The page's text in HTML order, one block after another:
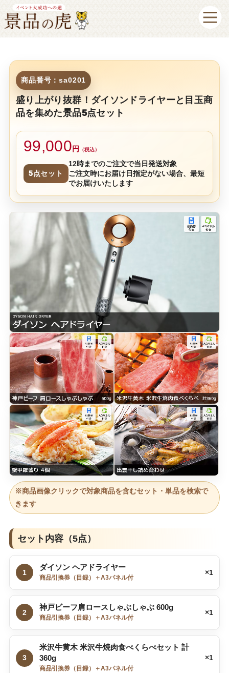
商品番号：sa0201
盛り上がり抜群！ダイソンドライヤーと目玉商
品を集めた景品5点セット
99,000 円 （税込）
5点セット
12時までのご注文で当日発送対象
ご注文時にお届け日指定がない場合、最短
でお届けいたします
※商品画像クリックで対象商品を含むセット・単品を検索で
きます
セット内容（5点）
1
ダイソン ヘアドライヤー
商品引換券（目録）＋A3パネル付
×1
2
神戸ビーフ肩ロースしゃぶしゃぶ 600g
商品引換券（目録）＋A3パネル付
×1
3
米沢牛黄木 米沢牛焼肉食べくらべセット 計
360g
商品引換券（目録）＋A3パネル付
×1